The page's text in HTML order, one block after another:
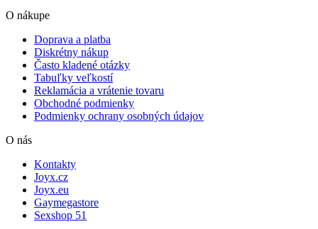
O nákupe
Doprava a platba
Diskrétny nákup
Často kladené otázky
Tabuľky veľkostí
Reklamácia a vrátenie tovaru
Obchodné podmienky
Podmienky ochrany osobných údajov
O nás
Kontakty
Joyx.cz
Joyx.eu
Gaymegastore
Sexshop 51